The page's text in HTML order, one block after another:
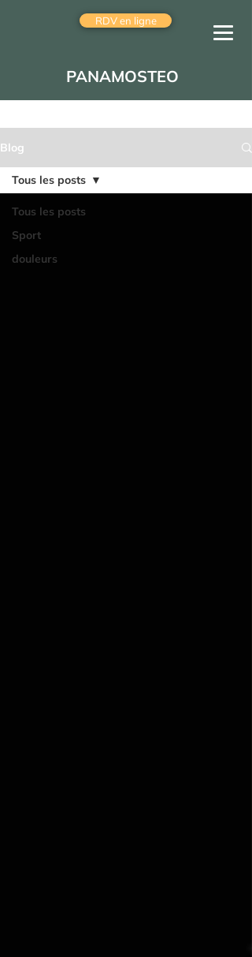
RDV en ligne
PANAMOSTEO
Blog
Tous les posts
Sport
douleurs
Tous les posts